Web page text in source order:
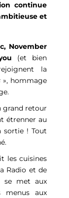
continue
et
November
(et bien
la
», hommage
grand retour
étrenner au
sortie ! Tout
les cuisines
Radio et de
se met aux
menus aux